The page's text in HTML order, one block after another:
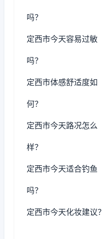
吗？
定西市今天容易过敏
吗？
定西市体感舒适度如
何？
定西市今天路况怎么
样？
定西市今天适合钓鱼
吗？
定西市今天化妆建议？